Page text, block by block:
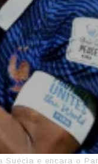
Suécia e encara o